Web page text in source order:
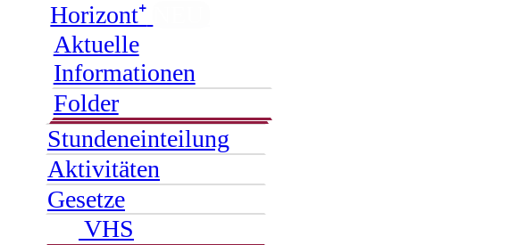
Horizont⁺
Aktuelle
Informationen
Folder
Stundeneinteilung
Aktivitäten
Gesetze
VHS